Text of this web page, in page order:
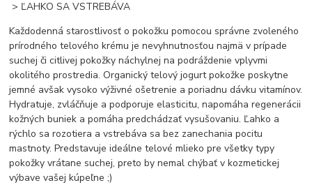
> ĽAHKO SA VSTREBÁVA
Každodenná starostlivosť o pokožku pomocou správne zvoleného
prírodného telového krému je nevyhnutnosťou najmä v prípade
suchej či citlivej pokožky náchylnej na podráždenie vplyvmi
okolitého prostredia. Organický telový jogurt pokožke poskytne
jemné avšak vysoko výživné ošetrenie a poriadnu dávku vitamínov.
Hydratuje, zvláčňuje a podporuje elasticitu, napomáha regenerácii
kožných buniek a pomáha predchádzať vysušovaniu. Ľahko a
rýchlo sa rozotiera a vstrebáva sa bez zanechania pocitu
mastnoty. Predstavuje ideálne telové mlieko pre všetky typy
pokožky vrátane suchej, preto by nemal chýbať v kozmetickej
výbave vašej kúpeľne ;)